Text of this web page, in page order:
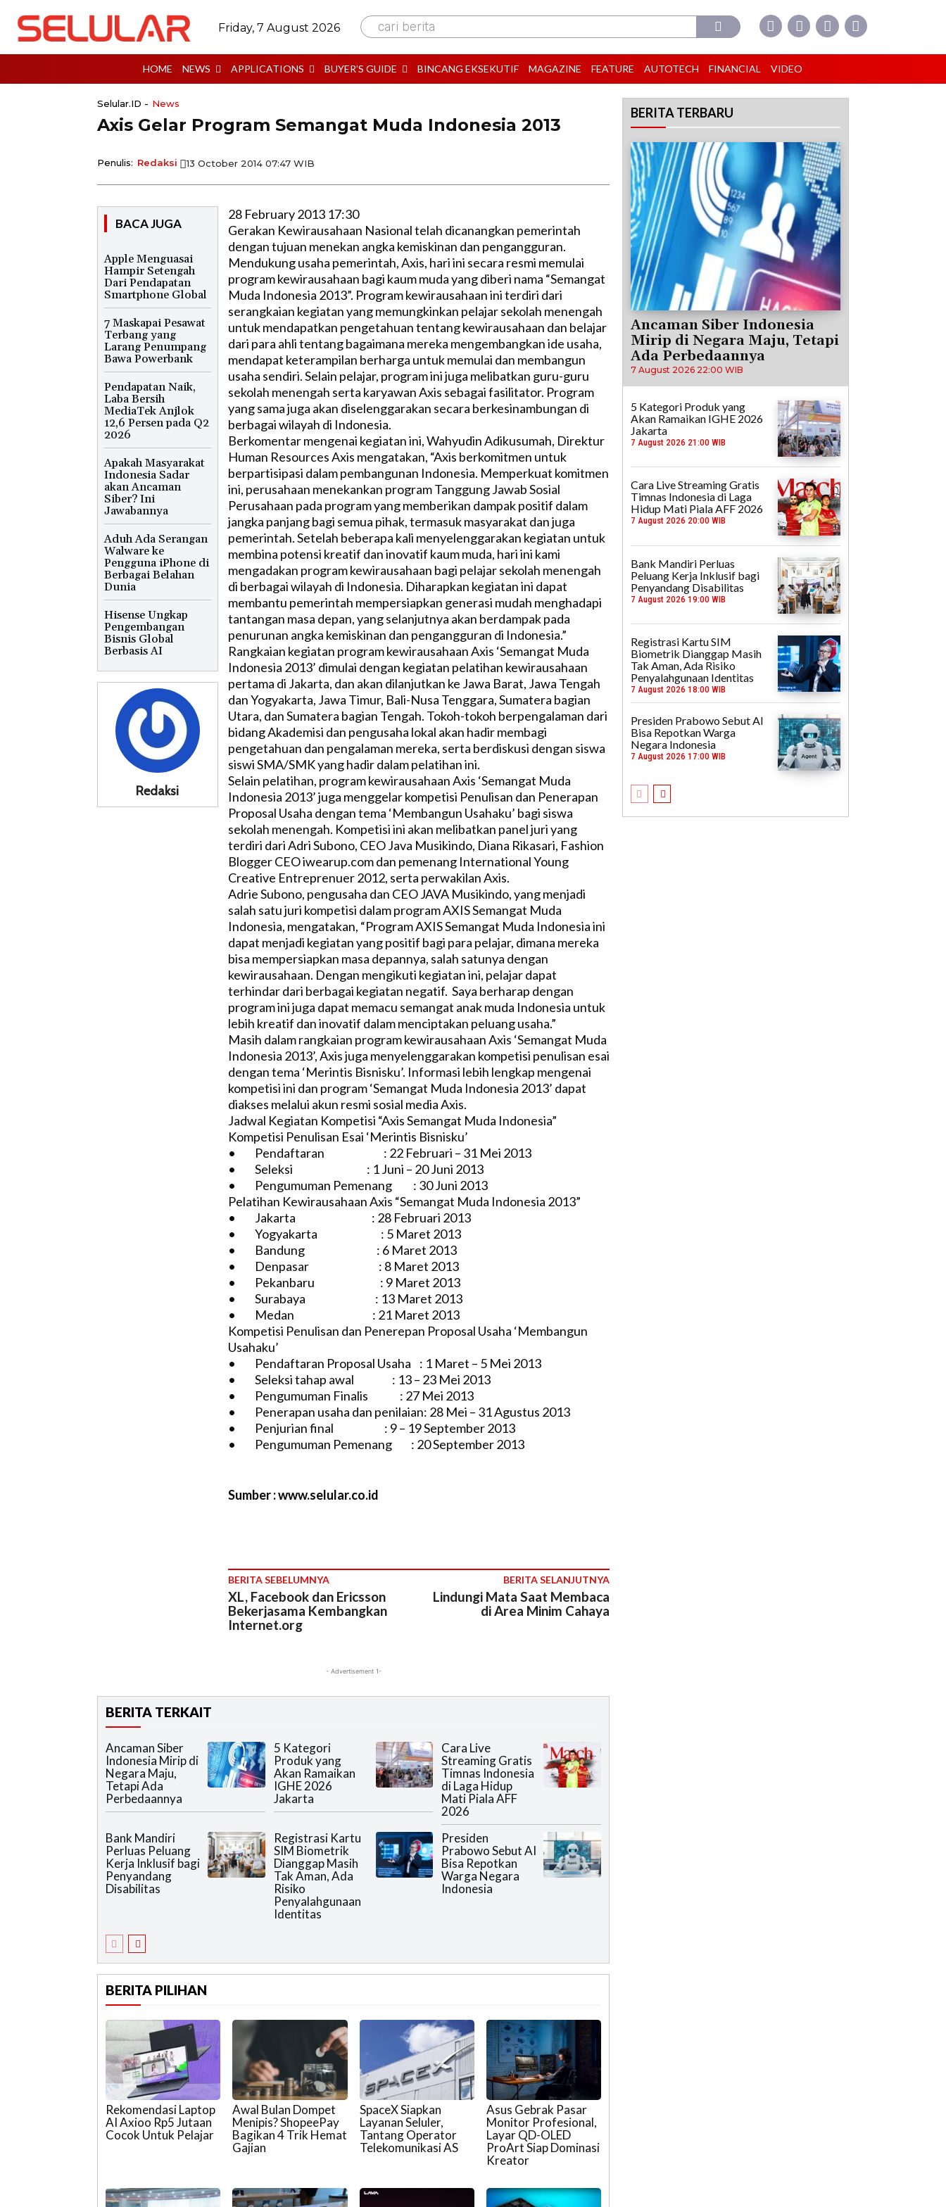
Friday, 7 August 2026 cari berita
HOME NEWS APPLICATIONS BUYER’S GUIDE BINCANG EKSEKUTIF MAGAZINE FEATURE AUTOTECH FINANCIAL VIDEO
Selular.ID - News
Axis Gelar Program Semangat Muda Indonesia 2013
Penulis: Redaksi 13 October 2014 07:47 WIB
BACA JUGA
Apple Menguasai
Hampir Setengah
Dari Pendapatan
Smartphone Global
7 Maskapai Pesawat
Terbang yang
Larang Penumpang
Bawa Powerbank
Pendapatan Naik,
Laba Bersih
MediaTek Anjlok
12,6 Persen pada Q2
2026
Apakah Masyarakat
Indonesia Sadar
akan Ancaman
Siber? Ini
Jawabannya
Aduh Ada Serangan
Walware ke
Pengguna iPhone di
Berbagai Belahan
Dunia
Hisense Ungkap
Pengembangan
Bisnis Global
Berbasis AI
Redaksi
28 February 2013 17:30
Gerakan Kewirausahaan Nasional telah dicanangkan pemerintah
dengan tujuan menekan angka kemiskinan dan pengangguran.
Mendukung usaha pemerintah, Axis, hari ini secara resmi memulai
program kewirausahaan bagi kaum muda yang diberi nama “Semangat
Muda Indonesia 2013”. Program kewirausahaan ini terdiri dari
serangkaian kegiatan yang memungkinkan pelajar sekolah menengah
untuk mendapatkan pengetahuan tentang kewirausahaan dan belajar
dari para ahli tentang bagaimana mereka mengembangkan ide usaha,
mendapat keterampilan berharga untuk memulai dan membangun
usaha sendiri. Selain pelajar, program ini juga melibatkan guru-guru
sekolah menengah serta karyawan Axis sebagai fasilitator. Program
yang sama juga akan diselenggarakan secara berkesinambungan di
berbagai wilayah di Indonesia.
Berkomentar mengenai kegiatan ini, Wahyudin Adikusumah, Direktur
Human Resources Axis mengatakan, “Axis berkomitmen untuk
berpartisipasi dalam pembangunan Indonesia. Memperkuat komitmen
ini, perusahaan menekankan program Tanggung Jawab Sosial
Perusahaan pada program yang memberikan dampak positif dalam
jangka panjang bagi semua pihak, termasuk masyarakat dan juga
pemerintah. Setelah beberapa kali menyelenggarakan kegiatan untuk
membina potensi kreatif dan inovatif kaum muda, hari ini kami
mengadakan program kewirausahaan bagi pelajar sekolah menengah
di berbagai wilayah di Indonesia. Diharapkan kegiatan ini dapat
membantu pemerintah mempersiapkan generasi mudah menghadapi
tantangan masa depan, yang selanjutnya akan berdampak pada
penurunan angka kemiskinan dan pengangguran di Indonesia.”
Rangkaian kegiatan program kewirausahaan Axis ‘Semangat Muda
Indonesia 2013’ dimulai dengan kegiatan pelatihan kewirausahaan
pertama di Jakarta, dan akan dilanjutkan ke Jawa Barat, Jawa Tengah
dan Yogyakarta, Jawa Timur, Bali-Nusa Tenggara, Sumatera bagian
Utara, dan Sumatera bagian Tengah. Tokoh-tokoh berpengalaman dari
bidang Akademisi dan pengusaha lokal akan hadir membagi
pengetahuan dan pengalaman mereka, serta berdiskusi dengan siswa
siswi SMA/SMK yang hadir dalam pelatihan ini.
Selain pelatihan, program kewirausahaan Axis ‘Semangat Muda
Indonesia 2013’ juga menggelar kompetisi Penulisan dan Penerapan
Proposal Usaha dengan tema ‘Membangun Usahaku’ bagi siswa
sekolah menengah. Kompetisi ini akan melibatkan panel juri yang
terdiri dari Adri Subono, CEO Java Musikindo, Diana Rikasari, Fashion
Blogger CEO iwearup.com dan pemenang International Young
Creative Entreprenuer 2012, serta perwakilan Axis.
Adrie Subono, pengusaha dan CEO JAVA Musikindo, yang menjadi
salah satu juri kompetisi dalam program AXIS Semangat Muda
Indonesia, mengatakan, “Program AXIS Semangat Muda Indonesia ini
dapat menjadi kegiatan yang positif bagi para pelajar, dimana mereka
bisa mempersiapkan masa depannya, salah satunya dengan
kewirausahaan. Dengan mengikuti kegiatan ini, pelajar dapat
terhindar dari berbagai kegiatan negatif. Saya berharap dengan
program ini juga dapat memacu semangat anak muda Indonesia untuk
lebih kreatif dan inovatif dalam menciptakan peluang usaha.”
Masih dalam rangkaian program kewirausahaan Axis ‘Semangat Muda
Indonesia 2013’, Axis juga menyelenggarakan kompetisi penulisan esai
dengan tema ‘Merintis Bisnisku’. Informasi lebih lengkap mengenai
kompetisi ini dan program ‘Semangat Muda Indonesia 2013’ dapat
diakses melalui akun resmi sosial media Axis.
Jadwal Kegiatan Kompetisi “Axis Semangat Muda Indonesia”
Kompetisi Penulisan Esai ‘Merintis Bisnisku’
• Pendaftaran : 22 Februari – 31 Mei 2013
• Seleksi : 1 Juni – 20 Juni 2013
• Pengumuman Pemenang : 30 Juni 2013
Pelatihan Kewirausahaan Axis “Semangat Muda Indonesia 2013”
• Jakarta : 28 Februari 2013
• Yogyakarta : 5 Maret 2013
• Bandung : 6 Maret 2013
• Denpasar : 8 Maret 2013
• Pekanbaru : 9 Maret 2013
• Surabaya : 13 Maret 2013
• Medan : 21 Maret 2013
Kompetisi Penulisan dan Penerepan Proposal Usaha ‘Membangun
Usahaku’
• Pendaftaran Proposal Usaha : 1 Maret – 5 Mei 2013
• Seleksi tahap awal : 13 – 23 Mei 2013
• Pengumuman Finalis : 27 Mei 2013
• Penerapan usaha dan penilaian: 28 Mei – 31 Agustus 2013
• Penjurian final : 9 – 19 September 2013
• Pengumuman Pemenang : 20 September 2013
Sumber : www.selular.co.id
BERITA SEBELUMNYA
XL, Facebook dan Ericsson
Bekerjasama Kembangkan
Internet.org
BERITA SELANJUTNYA
Lindungi Mata Saat Membaca
di Area Minim Cahaya
- Advertisement 1-
BERITA TERKAIT
Ancaman Siber
Indonesia Mirip di
Negara Maju,
Tetapi Ada
Perbedaannya
5 Kategori
Produk yang
Akan Ramaikan
IGHE 2026
Jakarta
Cara Live
Streaming Gratis
Timnas Indonesia
di Laga Hidup
Mati Piala AFF
2026
Bank Mandiri
Perluas Peluang
Kerja Inklusif bagi
Penyandang
Disabilitas
Registrasi Kartu
SIM Biometrik
Dianggap Masih
Tak Aman, Ada
Risiko
Penyalahgunaan
Identitas
Presiden
Prabowo Sebut AI
Bisa Repotkan
Warga Negara
Indonesia
BERITA PILIHAN
Rekomendasi Laptop
AI Axioo Rp5 Jutaan
Cocok Untuk Pelajar
Awal Bulan Dompet
Menipis? ShopeePay
Bagikan 4 Trik Hemat
Gajian
SpaceX Siapkan
Layanan Seluler,
Tantang Operator
Telekomunikasi AS
Asus Gebrak Pasar
Monitor Profesional,
Layar QD-OLED
ProArt Siap Dominasi
Kreator
BERITA TERBARU
Ancaman Siber Indonesia
Mirip di Negara Maju, Tetapi
Ada Perbedaannya
7 August 2026 22:00 WIB
5 Kategori Produk yang
Akan Ramaikan IGHE 2026
Jakarta
7 August 2026 21:00 WIB
Cara Live Streaming Gratis
Timnas Indonesia di Laga
Hidup Mati Piala AFF 2026
7 August 2026 20:00 WIB
Bank Mandiri Perluas
Peluang Kerja Inklusif bagi
Penyandang Disabilitas
7 August 2026 19:00 WIB
Registrasi Kartu SIM
Biometrik Dianggap Masih
Tak Aman, Ada Risiko
Penyalahgunaan Identitas
7 August 2026 18:00 WIB
Presiden Prabowo Sebut AI
Bisa Repotkan Warga
Negara Indonesia
7 August 2026 17:00 WIB